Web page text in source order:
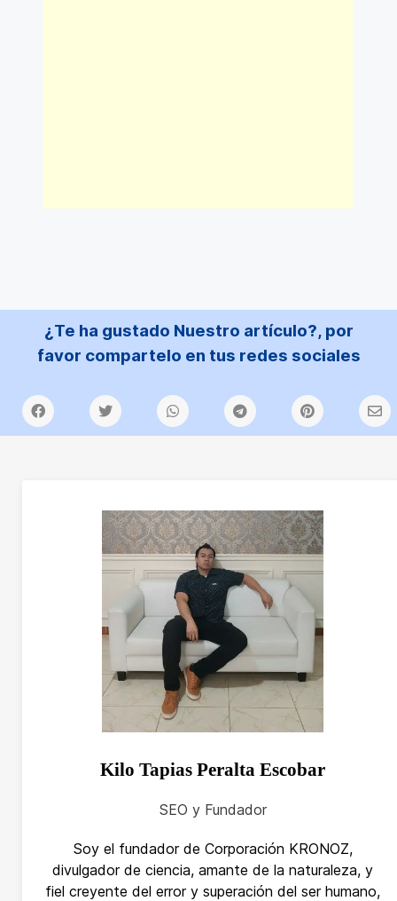
¿Te ha gustado Nuestro artículo?, por
favor compartelo en tus redes sociales
Kilo Tapias Peralta Escobar
SEO y Fundador
Soy el fundador de Corporación KRONOZ,
divulgador de ciencia, amante de la naturaleza, y
fiel creyente del error y superación del ser humano,